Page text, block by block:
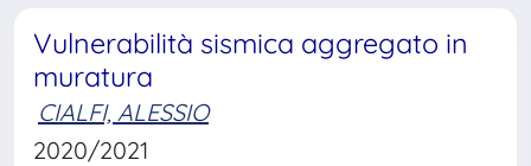
Vulnerabilità sismica aggregato in
muratura
CIALFI, ALESSIO
2020/2021